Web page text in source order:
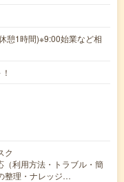
1時間)※9:00始業など相
ク
（利用方法・トラブル・簡
整理・ナレッジ…